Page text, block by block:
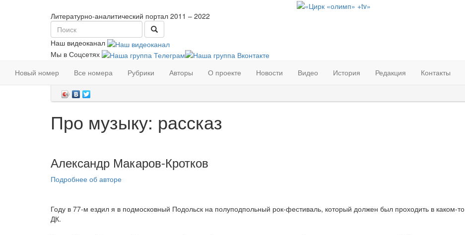
Литературно-аналитический портал 2011 – 2022
Наш видеоканал
Мы в Соцсетях
Новый номер
Все номера Рубрики Авторы О проекте Новости Видео История Редакция Контакты
05 октября 2014 |
"Цирк "Олимп"+TV №14 (47), 2014 | Просмотров: 2331 |
Про музыку: рассказ
Александр Макаров-Кротков
Подробнее об авторе
Году в 77-м ездил я в подмосковный Подольск на полуподпольный рок-фестиваль, который должен был проходить в каком-то
ДК.